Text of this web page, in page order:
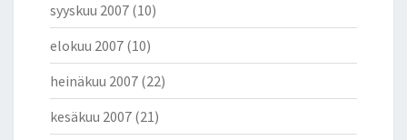
syyskuu 2007 (10)
elokuu 2007 (10)
heinäkuu 2007 (22)
kesäkuu 2007 (21)